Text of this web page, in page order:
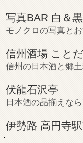
写真BAR 白＆黒
モノクロの写真と
信州酒場 こと
信州の日本酒と郷
伏龍石沢亭
日本酒の品揃えな
伊勢路 高円寺